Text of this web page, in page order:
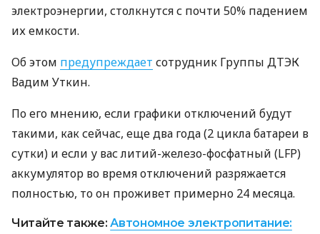
электроэнергии, столкнутся с почти 50% падением
их емкости.
Об этом предупреждает сотрудник Группы ДТЭК
Вадим Уткин.
По его мнению, если графики отключений будут
такими, как сейчас, еще два года (2 цикла батареи в
сутки) и если у вас литий-железо-фосфатный (LFP)
аккумулятор во время отключений разряжается
полностью, то он проживет примерно 24 месяца.
Читайте также:Автономное электропитание: